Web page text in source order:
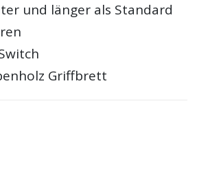
und länger als Standard
Griffbrett